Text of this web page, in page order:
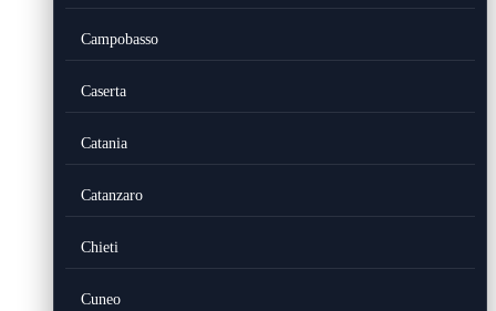
Campobasso
Caserta
Catania
Catanzaro
Chieti
Cuneo